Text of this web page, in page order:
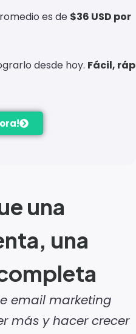
es de $36 USD por
desde hoy. Fácil,
una
una
email marketing
más y hacer crecer